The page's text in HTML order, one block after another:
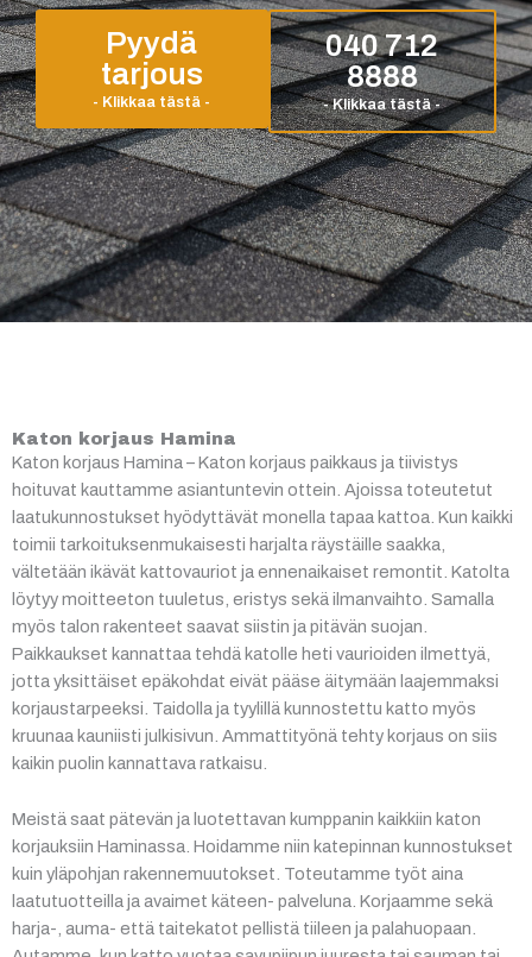
Pyydä
tarjous
040 712
8888
Katon korjaus Hamina
Katon korjaus Hamina – Katon korjaus paikkaus ja tiivistys
hoituvat kauttamme asiantuntevin ottein. Ajoissa toteutetut
laatukunnostukset hyödyttävät monella tapaa kattoa. Kun kaikki
toimii tarkoituksenmukaisesti harjalta räystäille saakka,
vältetään ikävät kattovauriot ja ennenaikaiset remontit. Katolta
löytyy moitteeton tuuletus, eristys sekä ilmanvaihto. Samalla
myös talon rakenteet saavat siistin ja pitävän suojan.
Paikkaukset kannattaa tehdä katolle heti vaurioiden ilmettyä,
jotta yksittäiset epäkohdat eivät pääse äitymään laajemmaksi
korjaustarpeeksi. Taidolla ja tyylillä kunnostettu katto myös
kruunaa kauniisti julkisivun. Ammattityönä tehty korjaus on siis
kaikin puolin kannattava ratkaisu.
Meistä saat pätevän ja luotettavan kumppanin kaikkiin katon
korjauksiin Haminassa. Hoidamme niin katepinnan kunnostukset
kuin yläpohjan rakennemuutokset. Toteutamme työt aina
laatutuotteilla ja avaimet käteen- palveluna. Korjaamme sekä
harja-, auma- että taitekatot pellistä tiileen ja palahuopaan.